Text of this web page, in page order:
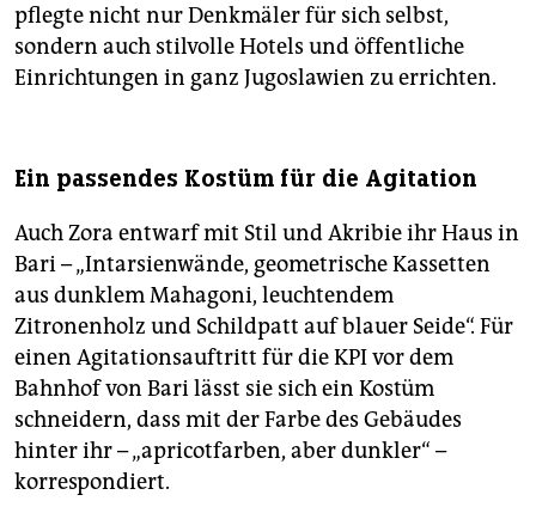
pflegte nicht nur Denkmäler für sich selbst,
sondern auch stilvolle Hotels und öffentliche
Einrichtungen in ganz Jugoslawien zu errichten.
Ein passendes Kostüm für die Agitation
Auch Zora entwarf mit Stil und Akribie ihr Haus in
Bari – „Intarsienwände, geometrische Kassetten
aus dunklem Mahagoni, leuchtendem
Zitronenholz und Schildpatt auf blauer Seide“. Für
einen Agitationsauftritt für die KPI vor dem
Bahnhof von Bari lässt sie sich ein Kostüm
schneidern, dass mit der Farbe des Gebäudes
hinter ihr – „apricotfarben, aber dunkler“ –
korrespondiert.